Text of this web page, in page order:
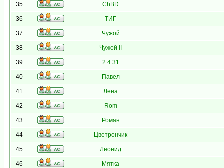
35 ChBD
36 ТИГ
37 Чужой
38 Чужой II
39 2.4.31
40 Павел
41 Лена
42 Rom
43 Роман
44 Цветрончик
45 Леонид
46 Мятка